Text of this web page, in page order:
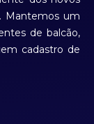
Mantemos um
de balcão,
cadastro de